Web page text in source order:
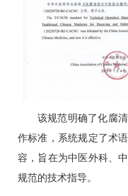
该规范明确了化腐
作标准，系统规定了术
容，旨在为中医外科、
规范的技术指导。